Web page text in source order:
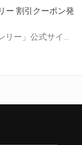
ー 割引クーポン発
「とらのあなWEBオンリー」公式サイトでとらのあな通販の「割引クーポン」を配布中！ イベントごとに開催当日限定で使える割引クーポンのシリアルコードを発行します。 とらのあなWEBオンリーのページをチェックして、イベント当日にお得にお買い物を楽しみましょう♪ ※本キャンペーンは予告なく終了する場合がございます。 とらのあなWEBオンリーサイトはこちら